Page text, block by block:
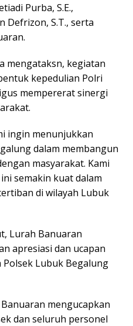
Purba, S.E.,
Defrizon, S.T., serta
mengataksn, kegiatan
kepedulian Polri
mempererat sinergi
ingin menunjukkan
dalam membangun
masyarakat. Kami
semakin kuat dalam
di wilayah Lubuk
Lurah Banuaran
apresiasi dan ucapan
Lubuk Begalung
mengucapkan
dan seluruh personel